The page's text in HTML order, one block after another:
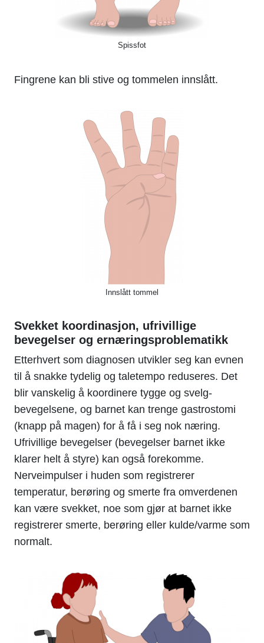
Spissfot
Fingrene kan bli stive og tommelen innslått.
Innslått tommel
Svekket koordinasjon, ufrivillige
bevegelser og ernæringsproblematikk
Etterhvert som diagnosen utvikler seg kan evnen
til å snakke tydelig og taletempo reduseres. Det
blir vanskelig å koordinere tygge og svelg-
bevegelsene, og barnet kan trenge gastrostomi
(knapp på magen) for å få i seg nok næring.
Ufrivillige bevegelser (bevegelser barnet ikke
klarer helt å styre) kan også forekomme.
Nerveimpulser i huden som registrerer
temperatur, berøring og smerte fra omverdenen
kan være svekket, noe som gjør at barnet ikke
registrerer smerte, berøring eller kulde/varme som
normalt.